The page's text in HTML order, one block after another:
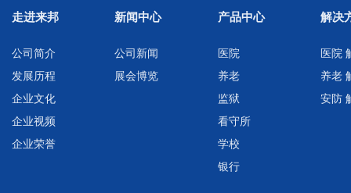
走进来邦
公司简介
发展历程
企业文化
企业视频
企业荣誉
新闻中心
公司新闻
展会博览
产品中心
医院
养老
监狱
看守所
学校
银行
解决
医院
养老
安防